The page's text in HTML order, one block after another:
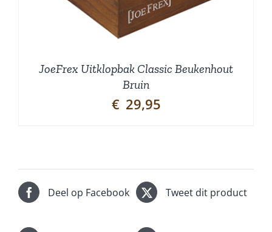
JoeFrex Uitklopbak Classic Beukenhout
Bruin
€ 29,95
Deel op Facebook Tweet dit product